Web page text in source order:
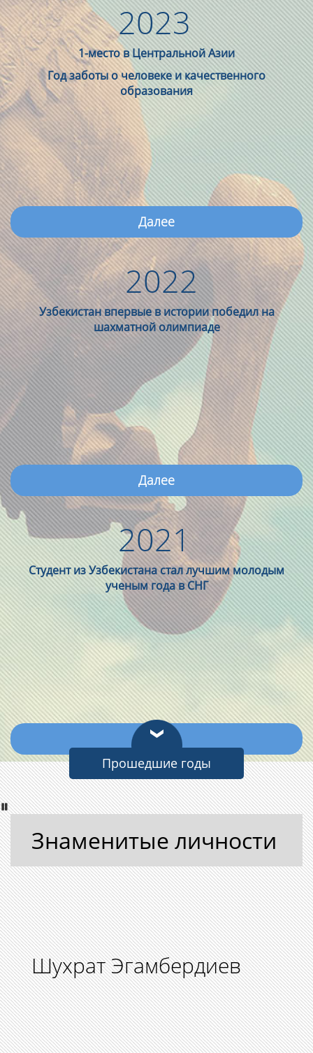
2023
1-место в Центральной Азии
Год заботы о человеке и качественного
образования
Далее
2022
Узбекистан впервые в истории победил на
шахматной олимпиаде
Далее
2021
Студент из Узбекистана стал лучшим молодым
ученым года в СНГ
Далее
Прошедшие годы
Знаменитые личности
Шухрат Эгамбердиев